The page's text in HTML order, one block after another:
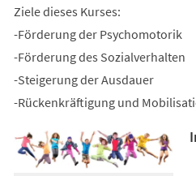
Ziele dieses Kurses:
-Förderung der Psychomotorik
-Förderung des Sozialverhalten
-Steigerung der Ausdauer
-Rückenkräftigung und